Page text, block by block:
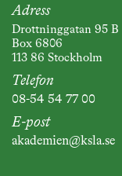
Adress
Drottninggatan 95 B
Box 6806
113 86 Stockholm
Telefon
08-54 54 77 00
E-post
akademien@ksla.se